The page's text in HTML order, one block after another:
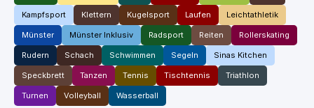
Kampfsport Klettern Kugelsport Laufen Leichtathletik
Münster Münster Inklusiv Radsport Reiten Rollerskating
Rudern Schach Schwimmen Segeln Sinas Kitchen
Speckbrett Tanzen Tennis Tischtennis Triathlon
Turnen Volleyball Wasserball